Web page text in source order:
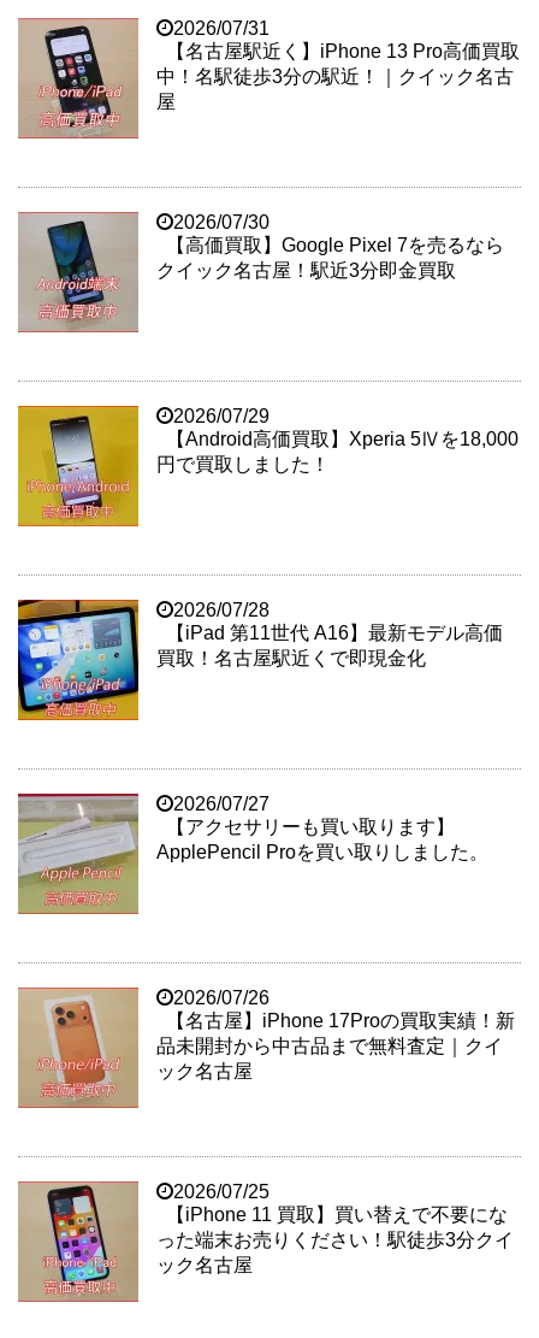
2026/07/31
【名古屋駅近く】iPhone 13 Pro高価買取
中！名駅徒歩3分の駅近！｜クイック名古
屋
2026/07/30
【高価買取】Google Pixel 7を売るなら
クイック名古屋！駅近3分即金買取
2026/07/29
【Android高価買取】Xperia 5Ⅳを18,000
円で買取しました！
2026/07/28
【iPad 第11世代 A16】最新モデル高価
買取！名古屋駅近くで即現金化
2026/07/27
【アクセサリーも買い取ります】
ApplePencil Proを買い取りしました。
2026/07/26
【名古屋】iPhone 17Proの買取実績！新
品未開封から中古品まで無料査定｜クイ
ック名古屋
2026/07/25
【iPhone 11 買取】買い替えで不要にな
った端末お売りください！駅徒歩3分クイ
ック名古屋